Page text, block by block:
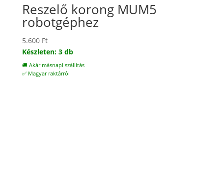
Reszelő korong MUM5
robotgéphez
5.600 Ft
Készleten: 3 db
🚚 Akár másnapi szállítás
✅ Magyar raktárról